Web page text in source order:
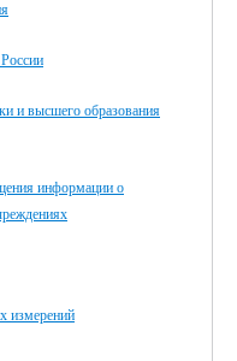
и высшего образования
информации о
измерений